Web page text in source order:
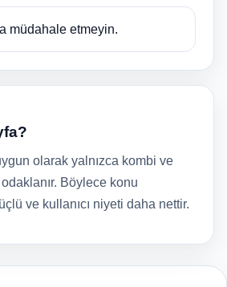
müdahale etmeyin.
olarak yalnızca kombi ve
Böylece konu
ve kullanıcı niyeti daha nettir.